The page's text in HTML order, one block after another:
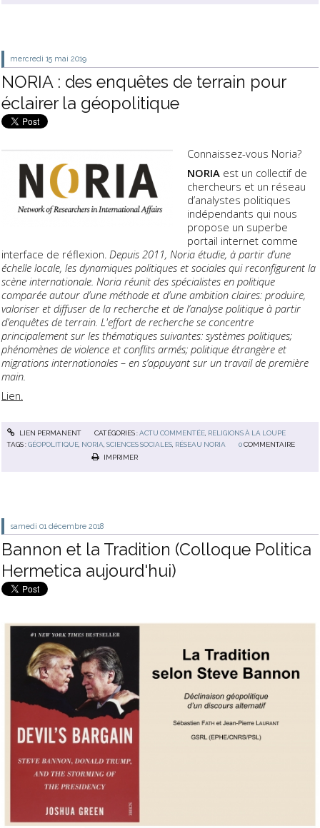
mercredi 15 mai 2019
NORIA : des enquêtes de terrain pour
éclairer la géopolitique
Connaissez-vous Noria?
NORIA est un collectif de
chercheurs et un réseau
d’analystes politiques
indépendants qui nous
propose un superbe
portail internet comme
interface de réflexion. Depuis 2011, Noria étudie, à partir d’une
échelle locale, les dynamiques politiques et sociales qui reconfigurent la
scène internationale. Noria réunit des spécialistes en politique
comparée autour d’une méthode et d’une ambition claires: produire,
valoriser et diffuser de la recherche et de l’analyse politique à partir
d’enquêtes de terrain. L'effort de recherche se concentre
principalement sur les thématiques suivantes: systèmes politiques;
phénomènes de violence et conflits armés; politique étrangère et
migrations internationales – en s’appuyant sur un travail de première
main.
Lien.
LIEN PERMANENT CATÉGORIES :ACTU COMMENTÉE, RELIGIONS À LA LOUPE
TAGS :GÉOPOLITIQUE NORIA ,SCIENCES SOCIALES RÉSEAU NORIA 0 COMMENTAIRE
IMPRIMER
samedi 01 décembre 2018
Bannon et la Tradition (Colloque Politica
Hermetica aujourd'hui)